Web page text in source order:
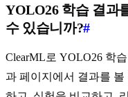
YOLO26 학습 결과
수 있습니까?#
ClearML로 YOLO26 학
과 페이지에서 결과를